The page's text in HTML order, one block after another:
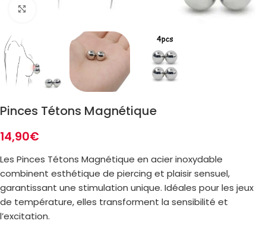
Zoom
Pinces Tétons Magnétique
14,90€
Les Pinces Tétons Magnétique en acier inoxydable
combinent esthétique de piercing et plaisir sensuel,
garantissant une stimulation unique. Idéales pour les jeux
de température, elles transforment la sensibilité et
l’excitation.